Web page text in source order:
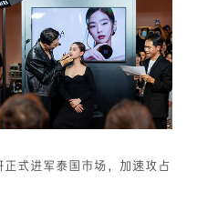
式进军泰国市场，加速攻占